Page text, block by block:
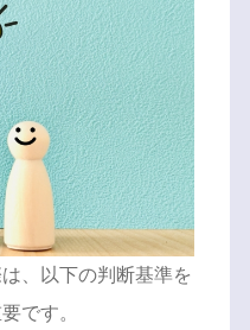
、以下の判断基準を
です。